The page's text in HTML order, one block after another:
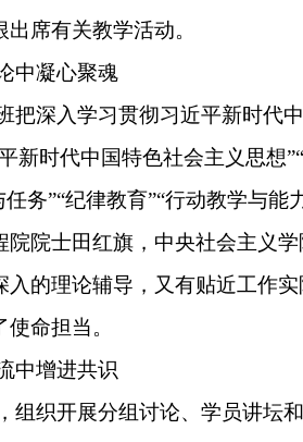
席有关教学活动。
中凝心聚魂
把深入学习贯彻习近平新时代
新时代中国特色社会主义思想
任务”“纪律教育”“行动教学与能
院院士田红旗，中央社会主义学
入 的理论辅导 ，又有贴近工作
命担当。
中增进共识
组织开展分组讨论、学员讲坛